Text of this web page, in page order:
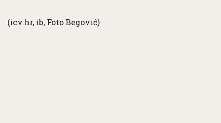
(icv.hr, ib, Foto Begović)